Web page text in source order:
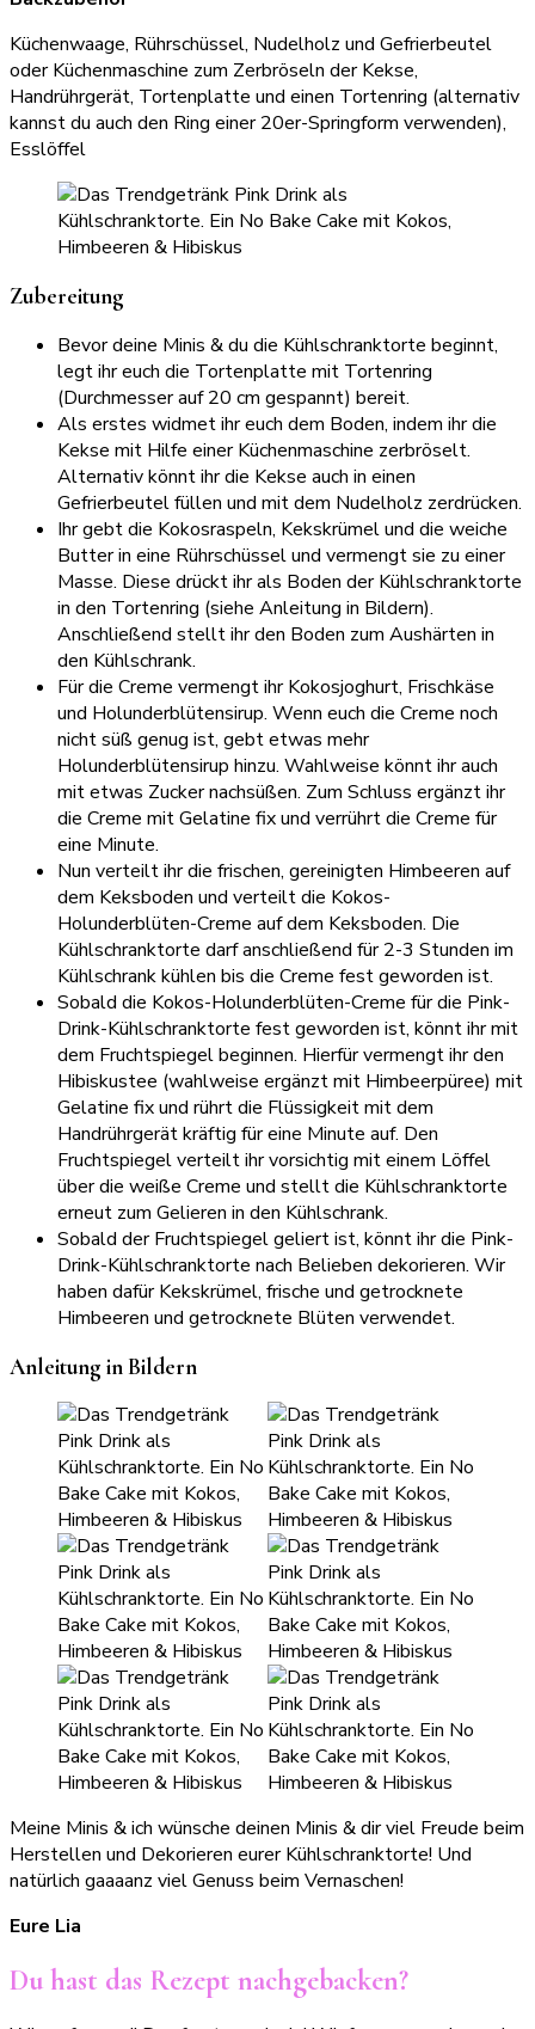
Küchenwaage, Rührschüssel, Nudelholz und Gefrierbeutel
oder Küchenmaschine zum Zerbröseln der Kekse,
Handrührgerät, Tortenplatte und einen Tortenring (alternativ
kannst du auch den Ring einer 20er-Springform verwenden),
Esslöffel
Zubereitung
Bevor deine Minis & du die Kühlschranktorte beginnt,
legt ihr euch die Tortenplatte mit Tortenring
(Durchmesser auf 20 cm gespannt) bereit.
Als erstes widmet ihr euch dem Boden, indem ihr die
Kekse mit Hilfe einer Küchenmaschine zerbröselt.
Alternativ könnt ihr die Kekse auch in einen
Gefrierbeutel füllen und mit dem Nudelholz zerdrücken.
Ihr gebt die Kokosraspeln, Kekskrümel und die weiche
Butter in eine Rührschüssel und vermengt sie zu einer
Masse. Diese drückt ihr als Boden der Kühlschranktorte
in den Tortenring (siehe Anleitung in Bildern).
Anschließend stellt ihr den Boden zum Aushärten in
den Kühlschrank.
Für die Creme vermengt ihr Kokosjoghurt, Frischkäse
und Holunderblütensirup. Wenn euch die Creme noch
nicht süß genug ist, gebt etwas mehr
Holunderblütensirup hinzu. Wahlweise könnt ihr auch
mit etwas Zucker nachsüßen. Zum Schluss ergänzt ihr
die Creme mit Gelatine fix und verrührt die Creme für
eine Minute.
Nun verteilt ihr die frischen, gereinigten Himbeeren auf
dem Keksboden und verteilt die Kokos-
Holunderblüten-Creme auf dem Keksboden. Die
Kühlschranktorte darf anschließend für 2-3 Stunden im
Kühlschrank kühlen bis die Creme fest geworden ist.
Sobald die Kokos-Holunderblüten-Creme für die Pink-
Drink-Kühlschranktorte fest geworden ist, könnt ihr mit
dem Fruchtspiegel beginnen. Hierfür vermengt ihr den
Hibiskustee (wahlweise ergänzt mit Himbeerpüree) mit
Gelatine fix und rührt die Flüssigkeit mit dem
Handrührgerät kräftig für eine Minute auf. Den
Fruchtspiegel verteilt ihr vorsichtig mit einem Löffel
über die weiße Creme und stellt die Kühlschranktorte
erneut zum Gelieren in den Kühlschrank.
Sobald der Fruchtspiegel geliert ist, könnt ihr die Pink-
Drink-Kühlschranktorte nach Belieben dekorieren. Wir
haben dafür Kekskrümel, frische und getrocknete
Himbeeren und getrocknete Blüten verwendet.
Anleitung in Bildern
Meine Minis & ich wünsche deinen Minis & dir viel Freude beim
Herstellen und Dekorieren eurer Kühlschranktorte! Und
natürlich gaaaanz viel Genuss beim Vernaschen!
Eure Lia
Du hast das Rezept nachgebacken?